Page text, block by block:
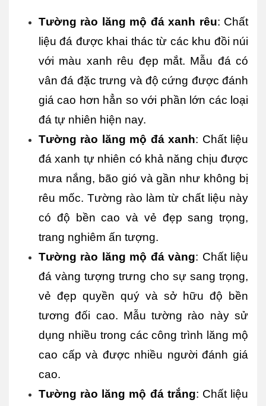
Tường rào lăng mộ đá xanh rêu: Chất
liệu đá được khai thác từ các khu đồi núi
với màu xanh rêu đẹp mắt. Mẫu đá có
vân đá đặc trưng và độ cứng được đánh
giá cao hơn hẳn so với phần lớn các loại
đá tự nhiên hiện nay.
Tường rào lăng mộ đá xanh: Chất liệu
đá xanh tự nhiên có khả năng chịu được
mưa nắng, bão gió và gần như không bị
rêu mốc. Tường rào làm từ chất liệu này
có độ bền cao và vẻ đẹp sang trọng,
trang nghiêm ấn tượng.
Tường rào lăng mộ đá vàng: Chất liệu
đá vàng tượng trưng cho sự sang trọng,
vẻ đẹp quyền quý và sở hữu độ bền
tương đối cao. Mẫu tường rào này sử
dụng nhiều trong các công trình lăng mộ
cao cấp và được nhiều người đánh giá
cao.
Tường rào lăng mộ đá trắng: Chất liệu